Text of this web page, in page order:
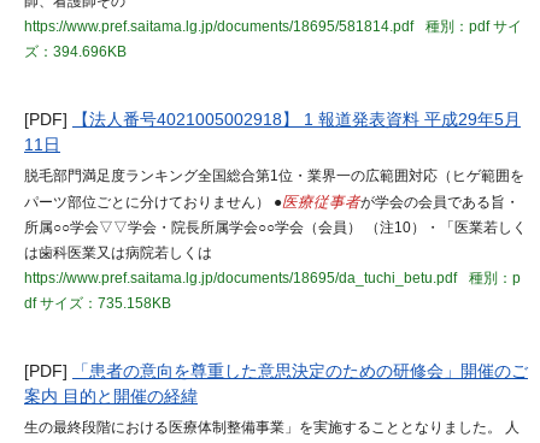
https://www.pref.saitama.lg.jp/documents/18695/581814.pdf
種別：pdfサイ
ズ：394.696KB
[PDF]
【法人番号4021005002918】 1 報道発表資料 平成29年5月
11日
脱毛部門満足度ランキング全国総合第1位・業界一の広範囲対応（ヒゲ範囲を
パーツ部位ごとに分けておりません） ●医療従事者が学会の会員である旨・
所属○○学会▽▽学会・院長所属学会○○学会（会員） （注10）・「医業若しく
は歯科医業又は病院若しくは
https://www.pref.saitama.lg.jp/documents/18695/da_tuchi_betu.pdf
種別：p
dfサイズ：735.158KB
[PDF]
「患者の意向を尊重した意思決定のための研修会」開催のご
案内 目的と開催の経緯
生の最終段階における医療体制整備事業」を実施することとなりました。 人